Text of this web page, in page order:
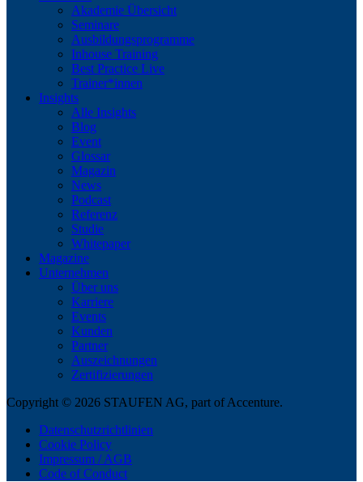
Akademie Übersicht
Seminare
Ausbildungsprogramme
Inhouse Training
Best Practice Live
Trainer*innen
Insights
Alle Insights
Blog
Event
Glossar
Magazin
News
Podcast
Referenz
Studie
Whitepaper
Magazine
Unternehmen
Über uns
Karriere
Events
Kunden
Partner
Auszeichnungen
Zertifizierungen
Copyright © 2026 STAUFEN AG, part of Accenture.
Datenschutzrichtlinien
Cookie Policy
Impressum / AGB
Code of Conduct